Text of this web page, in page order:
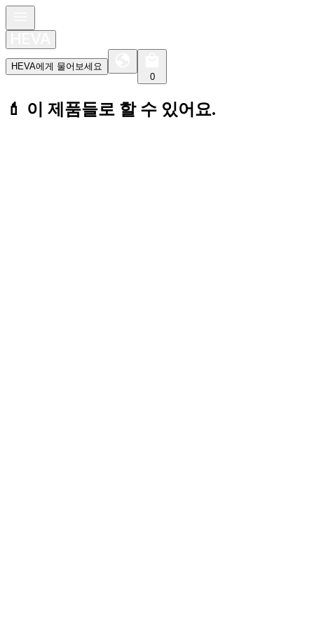
HEVA에게 물어보세요
0
💄 이 제품들로 할 수 있어요.